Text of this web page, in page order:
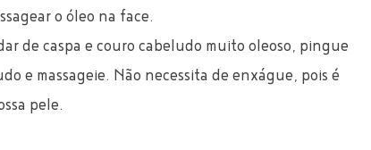
o óleo na face.
de caspa e couro cabeludo muito oleoso, pingue
e massageie. Não necessita de enxágue, pois é
pele.